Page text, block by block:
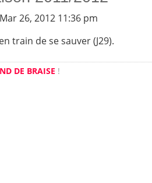
26, 2012 11:36 pm
train de se sauver (J29).
DE BRAISE !